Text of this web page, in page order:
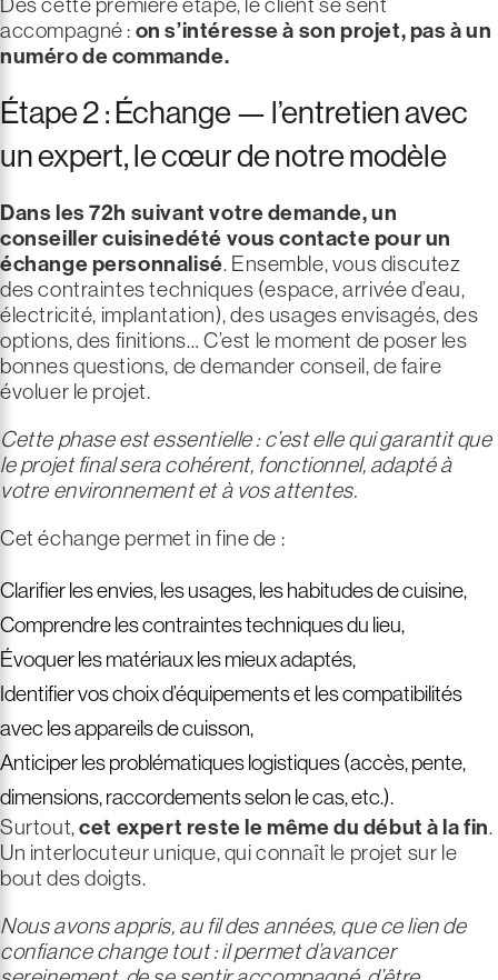
accompagné : on s’intéresse à son projet, pas à un
numéro de commande.
Étape 2 : Échange — l’entretien avec
un expert, le cœur de notre modèle
Dans les 72h suivant votre demande, un
conseiller cuisinedété vous contacte pour un
échange personnalisé. Ensemble, vous discutez
des contraintes techniques (espace, arrivée d’eau,
électricité, implantation), des usages envisagés, des
options, des finitions… C’est le moment de poser les
bonnes questions, de demander conseil, de faire
évoluer le projet.
Cette phase est essentielle : c’est elle qui garantit que
le projet final sera cohérent, fonctionnel, adapté à
votre environnement et à vos attentes.
Cet échange permet in fine de :
Clarifier les envies, les usages, les habitudes de cuisine,
Comprendre les contraintes techniques du lieu,
Évoquer les matériaux les mieux adaptés,
Identifier vos choix d’équipements et les compatibilités
avec les appareils de cuisson,
Anticiper les problématiques logistiques (accès, pente,
dimensions, raccordements selon le cas, etc.).
Surtout,cet expert reste le même du début à la fin.
Un interlocuteur unique, qui connaît le projet sur le
bout des doigts.
Nous avons appris, au fil des années, que ce lien de
confiance change tout : il permet d’avancer